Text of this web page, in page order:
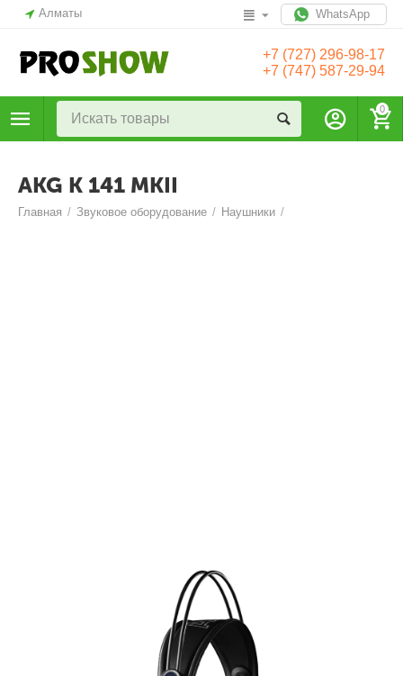
Алматы WhatsApp
+7 (727) 296-98-17
+7 (747) 587-29-94
0
AKG K 141 MKII
Главная / Звуковое оборудование / Наушники /